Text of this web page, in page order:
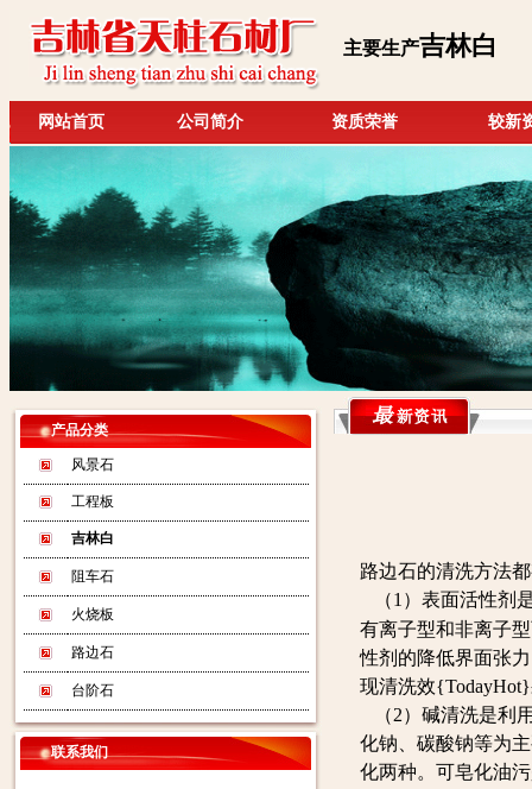
主要生产吉林白
网站首页 公司简介 资质荣誉 较新
产品分类
风景石
工程板
吉林白
阻车石
火烧板
路边石
台阶石
联系我们
路边石的清洗方法
（1）表面活性剂
有离子型和非离子
性剂的降低界面张
现清洗效
（2）碱清洗是利
化钠、碳酸钠等为
化两种。可皂化油